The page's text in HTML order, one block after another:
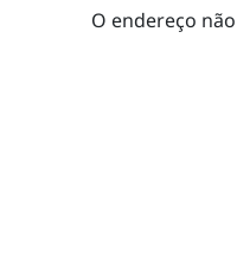
O endereço